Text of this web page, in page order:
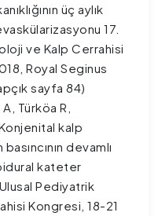
üç aylık
17.
ve Kalp Cerrahisi
Royal Seginus
sayfa 84)
Türköa R,
kalp
devamlı
kateter
Ulusal Pediyatrik
Kongresi, 18-21